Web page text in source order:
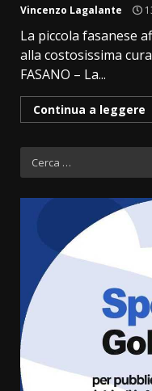
Vincenzo Lagalante
La piccola fasanese
alla costosissima
FASANO – La...
Continua a leggere
Ricerca
per:
Cura